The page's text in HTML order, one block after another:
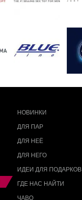
НОВИНКИ
ДЛЯ ПАР
ДЛЯ НЕЁ
ДЛЯ НЕГО
ИДЕИ ДЛЯ ПОДАРКОВ
ГДЕ НАС НАЙТИ
ЧАВО